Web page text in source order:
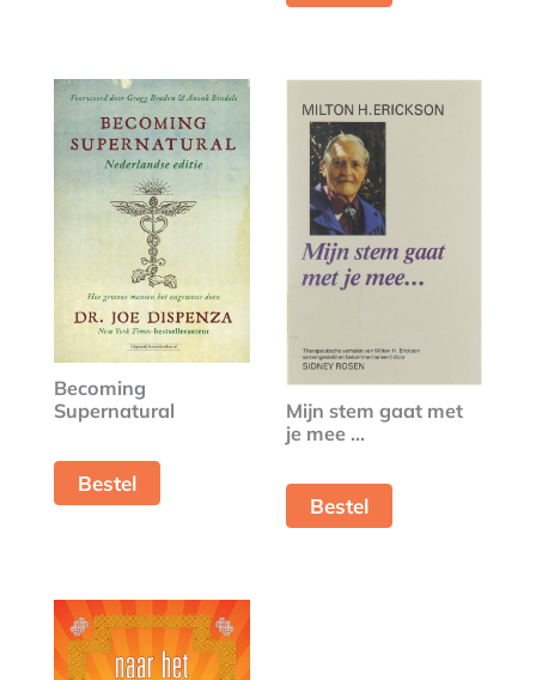
Becoming
Supernatural
Bestel
Mijn stem gaat met
je mee ...
Bestel